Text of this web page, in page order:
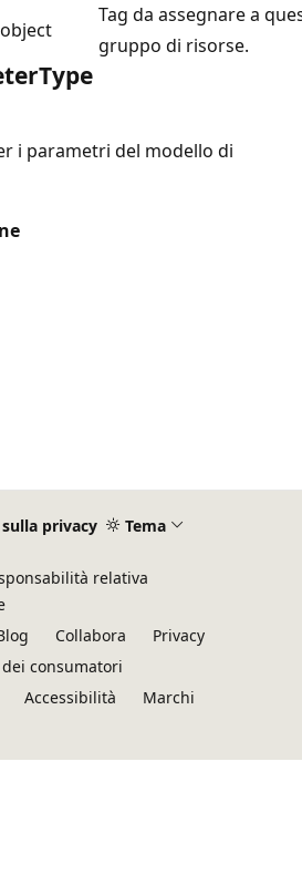
object
Tag da assegnare a
gruppo di risorse.
Type
i parametri del modello di
privacy Tema
relativa
Collabora
Privacy
consumatori
Accessibilità
Marchi